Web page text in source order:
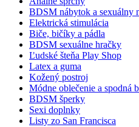
BDSM nábytok a sexuálny
Elektrická stimulácia
Biče, bičíky a pádla
BDSM sexuálne hračky
Ľudské šteňa Play Shop
Latex a guma
Kožený postroj
Módne oblečenie a spodná
BDSM šperky
Sexi doplnky
Listy zo San Francisca